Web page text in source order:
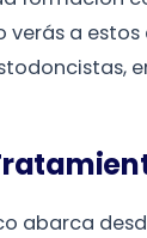
verás a
abarca